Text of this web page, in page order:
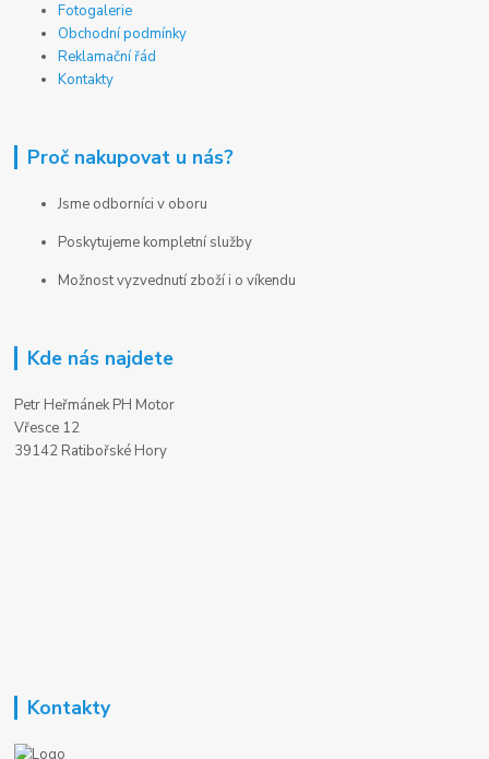
Fotogalerie
Obchodní podmínky
Reklamační řád
Kontakty
Proč nakupovat u nás?
Jsme odborníci v oboru
Poskytujeme kompletní služby
Možnost vyzvednutí zboží i o víkendu
Kde nás najdete
Petr Heřmánek PH Motor
Vřesce 12
39142 Ratibořské Hory
Kontakty